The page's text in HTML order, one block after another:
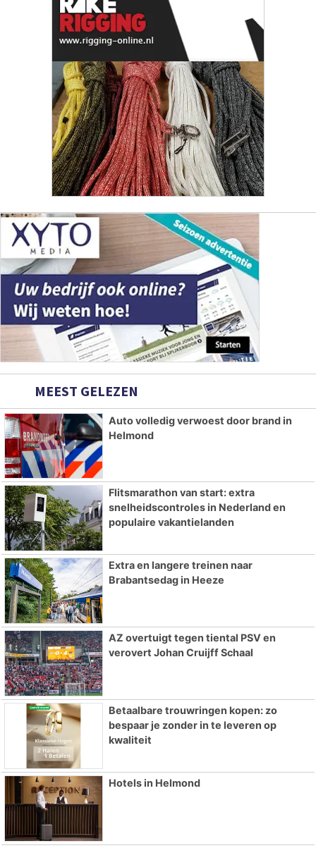
MEEST GELEZEN
Auto volledig verwoest door brand in
Helmond
Flitsmarathon van start: extra
snelheidscontroles in Nederland en
populaire vakantielanden
Extra en langere treinen naar
Brabantsedag in Heeze
AZ overtuigt tegen tiental PSV en
verovert Johan Cruijff Schaal
Betaalbare trouwringen kopen: zo
bespaar je zonder in te leveren op
kwaliteit
Hotels in Helmond